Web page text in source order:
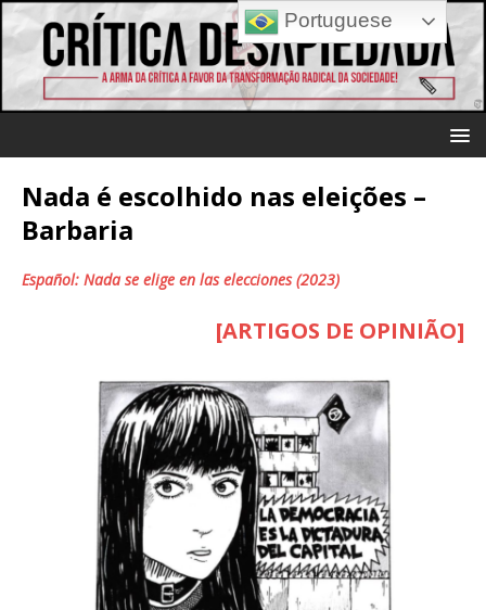
Nada é escolhido nas eleições –
Barbaria
Español: Nada se elige en las elecciones (2023)
[ARTIGOS DE OPINIÃO]
Portuguese